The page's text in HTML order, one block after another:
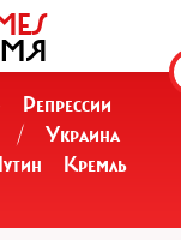
Репрессии
/
Украина
Кремль